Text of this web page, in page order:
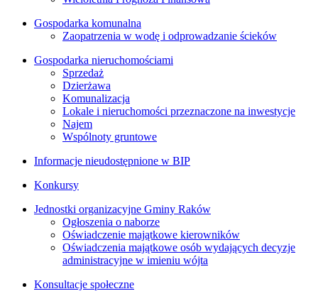
Gospodarka komunalna
Zaopatrzenia w wodę i odprowadzanie ścieków
Gospodarka nieruchomościami
Sprzedaż
Dzierżawa
Komunalizacja
Lokale i nieruchomości przeznaczone na inwestycje
Najem
Wspólnoty gruntowe
Informacje nieudostępnione w BIP
Konkursy
Jednostki organizacyjne Gminy Raków
Ogłoszenia o naborze
Oświadczenie majątkowe kierowników
Oświadczenia majątkowe osób wydających decyzje
administracyjne w imieniu wójta
Konsultacje społeczne